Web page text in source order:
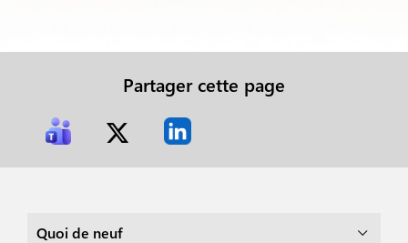
Partager cette page
Quoi de neuf